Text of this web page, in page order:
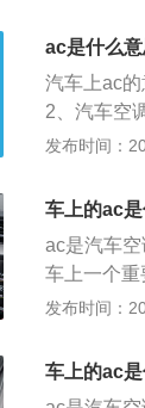
面，尽量不
做法应该
钟之后，
项：夏天
度能够快
走，而冷气
面，尽量不
ac是什么
汽车上ac
2、汽车空
夏日，要
因而，在北
何影响。
取的，反
入汽车内
发布时间：
车上的ac
ac是汽车
车上一个
时几乎每
到蒸发箱内
箱。被冷
发布时间：
车上的ac